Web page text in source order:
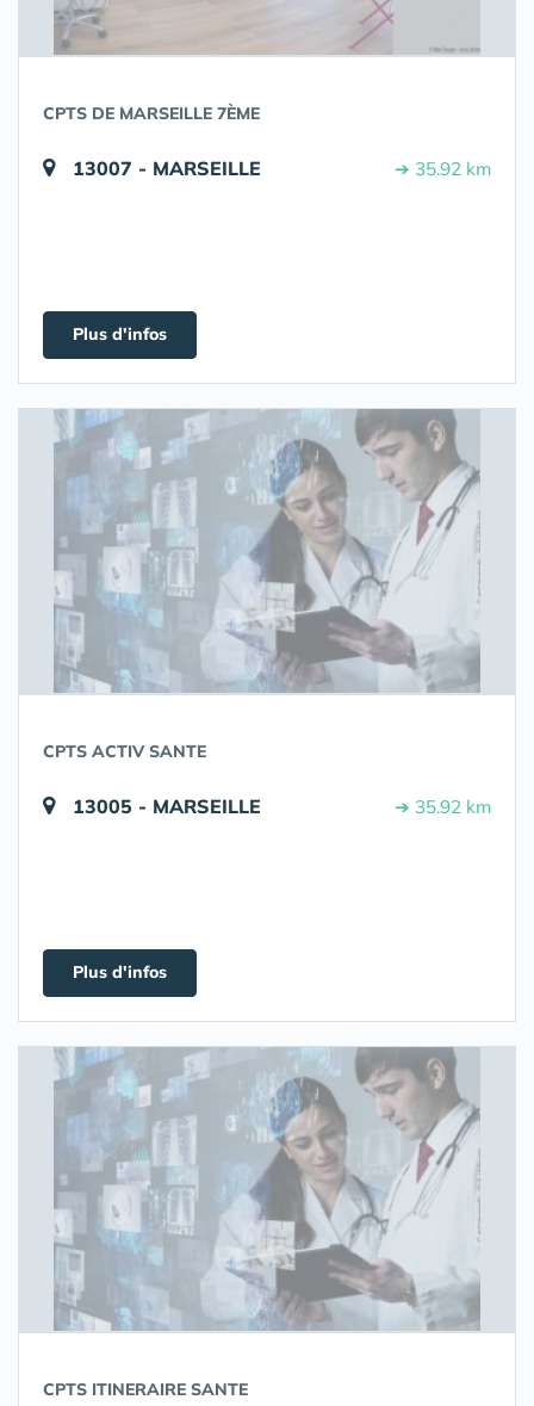
CPTS DE MARSEILLE 7ÈME
13007 - MARSEILLE ➔ 35.92 km
Plus d'infos
CPTS ACTIV SANTE
13005 - MARSEILLE ➔ 35.92 km
Plus d'infos
CPTS ITINERAIRE SANTE